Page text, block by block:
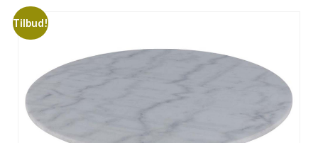
Tilbud!